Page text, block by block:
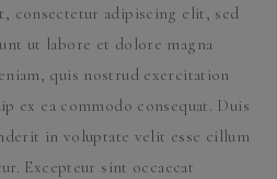
consectetur adipiscing elit, sed
ut labore et dolore magna
quis nostrud exercitation
ex ea commodo consequat. Duis
in voluptate velit esse cillum
Excepteur sint occaecat